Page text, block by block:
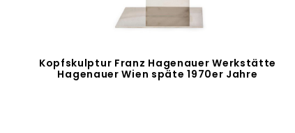
Kopfskulptur Franz Hagenauer Werkstätte
Hagenauer Wien späte 1970er Jahre